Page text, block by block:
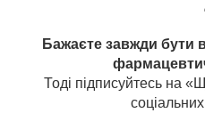
Бажаєте завжди бути
Тоді підписуйтесь на